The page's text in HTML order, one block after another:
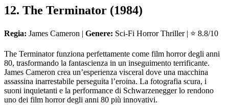
12. The Terminator (1984)
Regia: James Cameron | Genere: Sci-Fi Horror Thriller | ⭐ 8.8/10
The Terminator funziona perfettamente come film horror degli anni
80, trasformando la fantascienza in un inseguimento terrificante.
James Cameron crea un’esperienza visceral dove una macchina
assassina inarrestabile perseguita l’eroina. La fotografia scura, i
suoni inquietanti e la performance di Schwarzenegger lo rendono
uno dei film horror degli anni 80 più innovativi.